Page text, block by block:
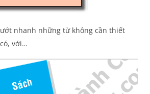
nhanh những từ không cần thiết
với…